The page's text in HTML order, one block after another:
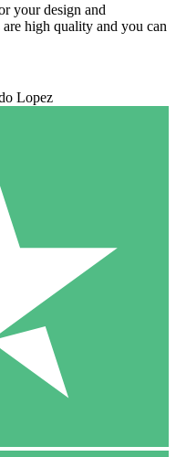
your design and
high quality and you can
Lopez